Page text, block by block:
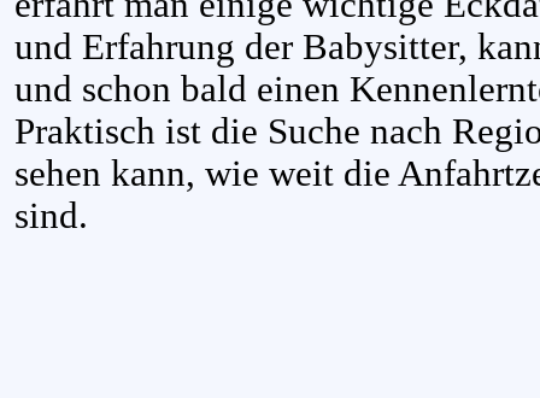
und Erfahrung der Babysitter,
und schon bald einen
Praktisch ist die Suche nach
sehen kann, wie weit die
sind.